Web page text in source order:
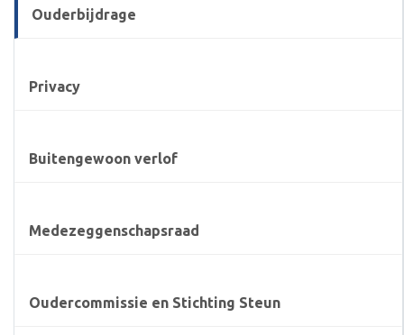
Ouderbijdrage
Privacy
Buitengewoon verlof
Medezeggenschapsraad
Oudercommissie en Stichting Steun